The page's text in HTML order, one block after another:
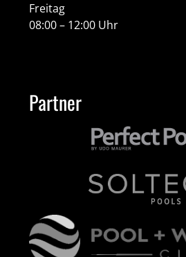
Freitag
08:00 – 12:00 Uhr
Partner